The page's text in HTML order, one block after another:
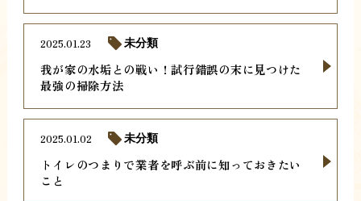
我が家の水垢との戦い！試行錯誤の末に見つけた
最強の掃除方法
2025.01.23 未分類
トイレのつまりで業者を呼ぶ前に知っておきたい
こと
2025.01.02 未分類